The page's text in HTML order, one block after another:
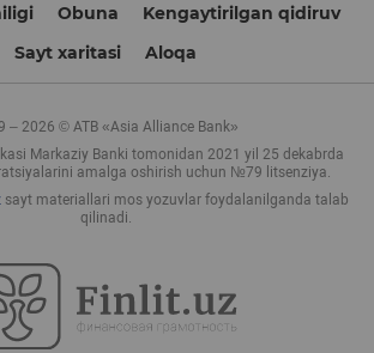
Obuna
Kengaytirilgan qidiruv
Sayt xaritasi
Aloqa
– 2026 © ATB «Asia Alliance Bank»
Markaziy Banki tomonidan 2021 yil 25 dekabrda
amalga oshirish uchun №79 litsenziya.
sayt materiallari mos yozuvlar foydalanilganda talab
qilinadi.